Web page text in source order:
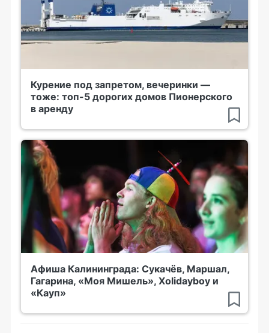
Курение под запретом, вечеринки —
тоже: топ-5 дорогих домов Пионерского
в аренду
Афиша Калининграда: Сукачёв, Маршал,
Гагарина, «Моя Мишель», Xolidayboy и
«Кауп»